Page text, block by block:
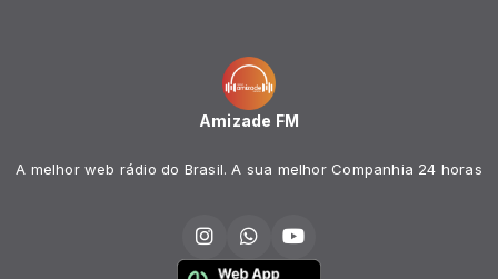
Amizade FM
A melhor web rádio do Brasil. A sua melhor Companhia 24 horas